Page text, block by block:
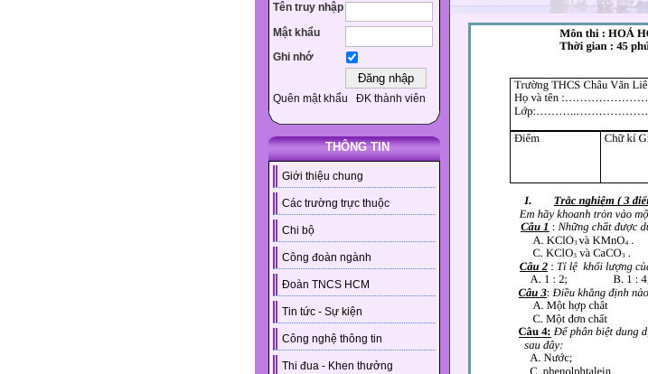
Tên truy nhập
Mật khẩu
Ghi nhớ
Quên mật khẩu ĐK thành viên
THÔNG TIN
Giới thiệu chung
Các trường trực thuộc
Chi bộ
Công đoàn ngành
Đoàn TNCS HCM
Tin tức - Sự kiện
Công nghệ thông tin
Thi đua - Khen thưởng